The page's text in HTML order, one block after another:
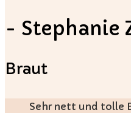
- Stephanie
Braut
Sehr nett und tolle